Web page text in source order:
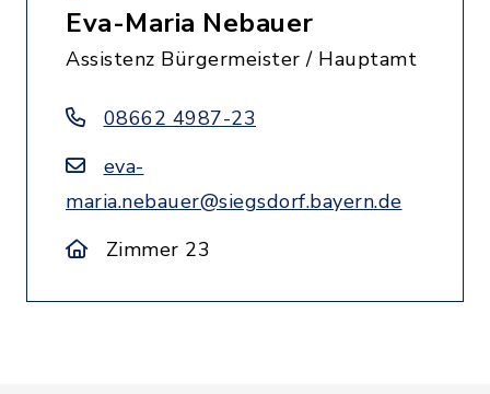
Eva-Maria Nebauer
Assistenz Bürgermeister / Hauptamt
08662 4987-23
eva-
maria.nebauer@siegsdorf.bayern.de
Zimmer 23